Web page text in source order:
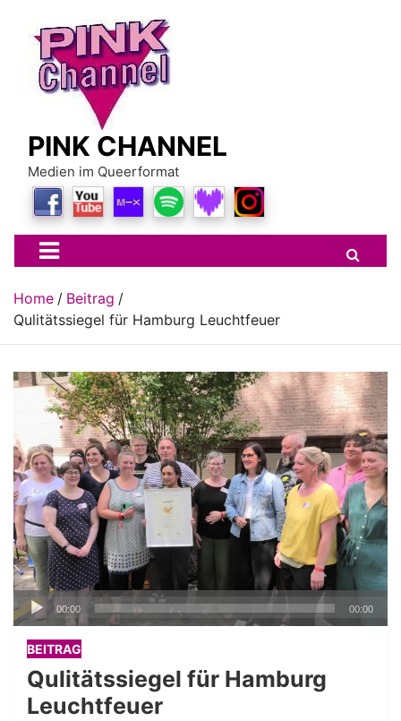
content
PINK CHANNEL
Medien im Queerformat
Home
Beitrag
Qulitätssiegel für Hamburg Leuchtfeuer
Audio-
Player
00:00 00:00
BEITRAG
Qulitätssiegel für Hamburg
Leuchtfeuer